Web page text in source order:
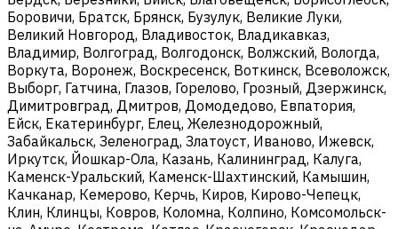
Боровичи, Братск, Брянск, Бузулук, Великие Луки,
Великий Новгород, Владивосток, Владикавказ,
Владимир, Волгоград, Волгодонск, Волжский, Вологда,
Воркута, Воронеж, Воскресенск, Воткинск, Всеволожск,
Выборг, Гатчина, Глазов, Горелово, Грозный, Дзержинск,
Димитровград, Дмитров, Домодедово, Евпатория,
Ейск, Екатеринбург, Елец, Железнодорожный,
Забайкальск, Зеленоград, Златоуст, Иваново, Ижевск,
Иркутск, Йошкар-Ола, Казань, Калининград, Калуга,
Каменск-Уральский, Каменск-Шахтинский, Камышин,
Качканар, Кемерово, Керчь, Киров, Кирово-Чепецк,
Клин, Клинцы, Ковров, Коломна, Колпино, Комсомольск-